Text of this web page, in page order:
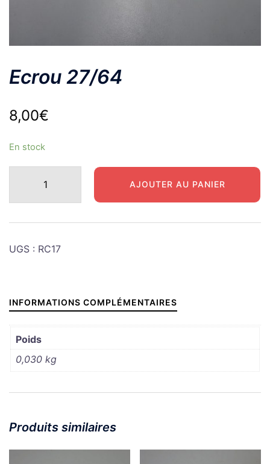
Ecrou 27/64
8,00€
En stock
Ecrou
27/64
AJOUTER AU PANIER
UGS : RC17
INFORMATIONS COMPLÉMENTAIRES
Poids
0,030 kg
Produits similaires